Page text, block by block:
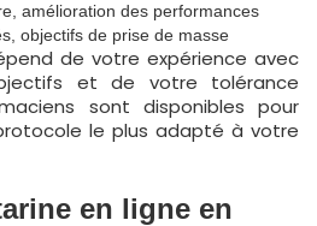
amélioration des performances
objectifs de prise de masse
de votre expérience avec
et de votre tolérance
sont disponibles pour
le plus adapté à votre
en ligne en